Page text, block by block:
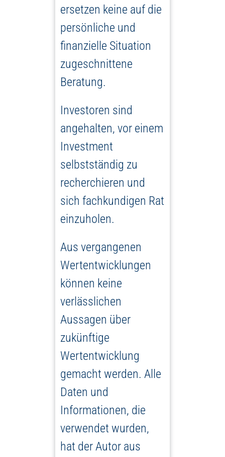
ersetzen keine auf die
persönliche und
finanzielle Situation
zugeschnittene
Beratung.
Investoren sind
angehalten, vor einem
Investment
selbstständig zu
recherchieren und
sich fachkundigen Rat
einzuholen.
Aus vergangenen
Wertentwicklungen
können keine
verlässlichen
Aussagen über
zukünftige
Wertentwicklung
gemacht werden. Alle
Daten und
Informationen, die
verwendet wurden,
hat der Autor aus